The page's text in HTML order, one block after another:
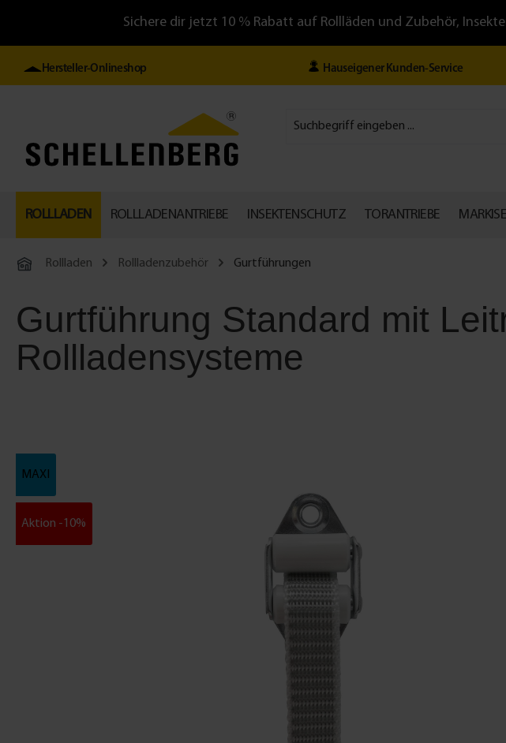
Sichere dir jetzt 10 % Rabatt auf Rollläden und Zubehör,
Hersteller-Onlineshop Hauseigener Kunden-Service
ROLLLADEN ROLLLADENANTRIEBE INSEKTENSCHUTZ TORANTRIEBE
Rollladen Rollladenzubehör Gurtführungen
Gurtführung Standard mit
Rollladensysteme
MAXI
Aktion -10%